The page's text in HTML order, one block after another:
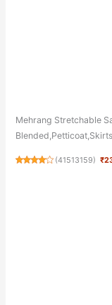
Mehrang Stretchable
(41513159)